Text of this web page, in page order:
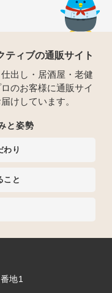
ティブの通販サイト
出し・居酒屋・老健
のお客様に通販サイ
けしています。
と姿勢
わり
こと
地1